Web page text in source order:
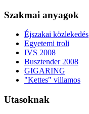
Szakmai anyagok
Éjszakai közlekedés
Egyetemi troli
IVS 2008
Busztender 2008
GIGARING
"Kettes" villamos
Utasoknak